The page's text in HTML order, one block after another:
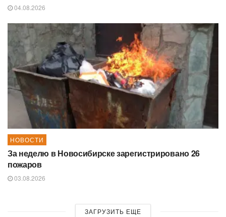
04.08.2026
НОВОСТИ
За неделю в Новосибирске зарегистрировано 26
пожаров
03.08.2026
ЗАГРУЗИТЬ ЕЩЕ